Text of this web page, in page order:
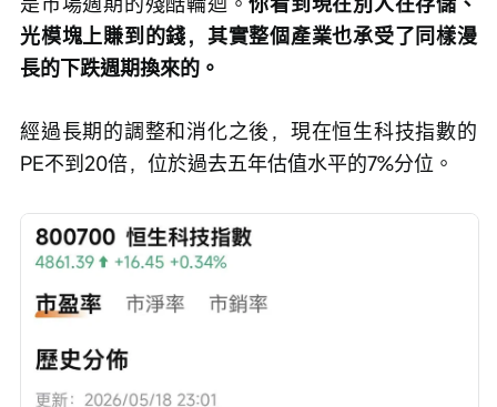
光模塊上賺到的錢，其實整個產業也承受了同樣漫
長的下跌週期換來的。
經過長期的調整和消化之後，現在恒生科技指數的
PE不到20倍，位於過去五年估值水平的7%分位。